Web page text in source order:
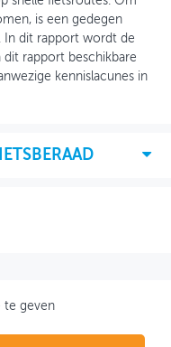
is een gedegen
In dit rapport wordt de
rapport beschikbare
kennislacunes in
te geven